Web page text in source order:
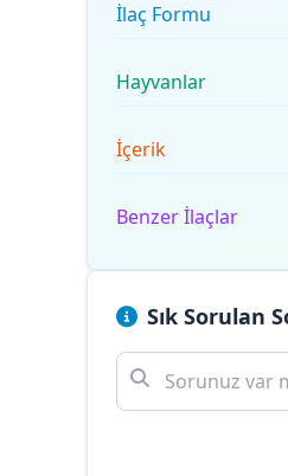
İlaç Formu
Hayvanlar
İçerik
Benzer İlaçlar
Sık Sorulan